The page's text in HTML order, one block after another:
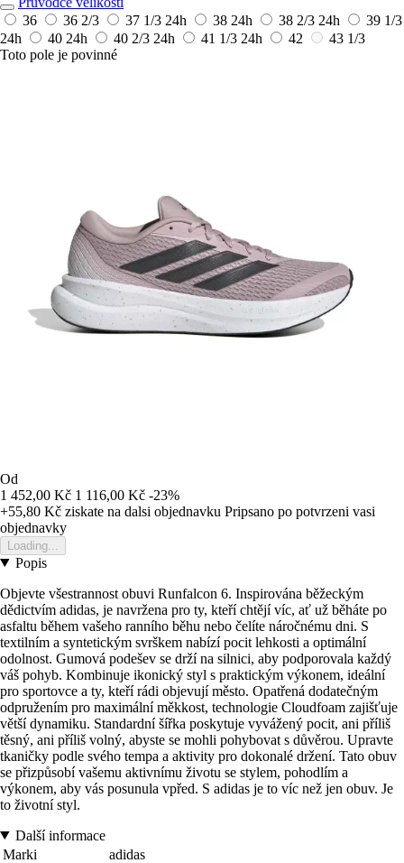
36
36 2/3 37 1/3 24h 38 24h 38 2/3 24h
39 1/3
24h
40 24h 40 2/3 24h 41 1/3 24h 42
43 1/3
Toto pole je povinné
Od
1 452,00 Kč 1 116,00 Kč -23%
+55,80 Kč ziskate na dalsi objednavku Pripsano po potvrzeni vasi
objednavky
Loading...
Popis
Objevte všestrannost obuvi Runfalcon 6. Inspirována běžeckým
dědictvím adidas, je navržena pro ty, kteří chtějí víc, ať už běháte po
asfaltu během vašeho ranního běhu nebo čelíte náročnému dni. S
textilním a syntetickým svrškem nabízí pocit lehkosti a optimální
odolnost. Gumová podešev se drží na silnici, aby podporovala každý
váš pohyb. Kombinuje ikonický styl s praktickým výkonem, ideální
pro sportovce a ty, kteří rádi objevují město. Opatřená dodatečným
odpružením pro maximální měkkost, technologie Cloudfoam zajišťuje
větší dynamiku. Standardní šířka poskytuje vyvážený pocit, ani příliš
těsný, ani příliš volný, abyste se mohli pohybovat s důvěrou. Upravte
tkaničky podle svého tempa a aktivity pro dokonalé držení. Tato obuv
se přizpůsobí vašemu aktivnímu životu se stylem, pohodlím a
výkonem, aby vás posunula vpřed. S adidas je to víc než jen obuv. Je
to životní styl.
Další informace
Marki
adidas